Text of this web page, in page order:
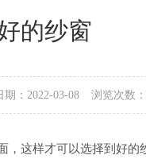
的纱窗
期：2022-03-08 浏览次数
这样才可以选择到好的